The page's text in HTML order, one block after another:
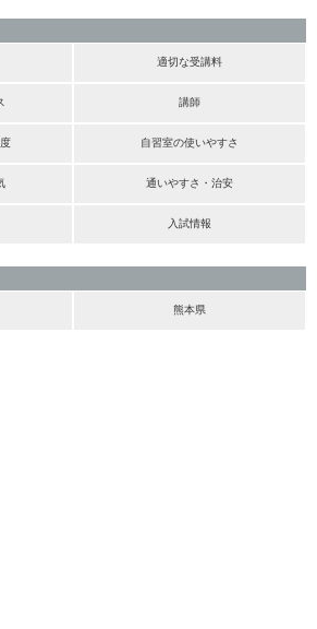
適切な受講料
講師
自習室の使いやすさ
通いやすさ・治安
入試情報
熊本県